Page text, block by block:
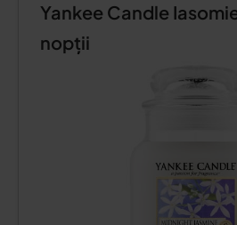
Yankee Candle
nopții